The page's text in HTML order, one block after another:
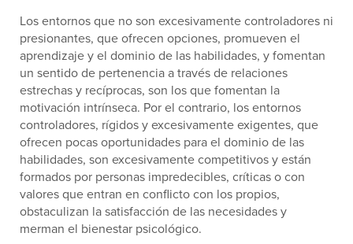
Los entornos que no son excesivamente controladores ni
presionantes, que ofrecen opciones, promueven el
aprendizaje y el dominio de las habilidades, y fomentan
un sentido de pertenencia a través de relaciones
estrechas y recíprocas, son los que fomentan la
motivación intrínseca. Por el contrario, los entornos
controladores, rígidos y excesivamente exigentes, que
ofrecen pocas oportunidades para el dominio de las
habilidades, son excesivamente competitivos y están
formados por personas impredecibles, críticas o con
valores que entran en conflicto con los propios,
obstaculizan la satisfacción de las necesidades y
merman el bienestar psicológico.